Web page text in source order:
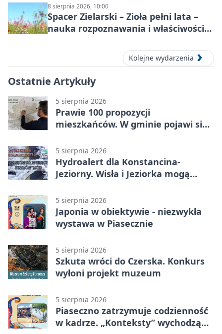
8 sierpnia 2026, 10:00
Spacer Zielarski – Zioła pełni lata –
nauka rozpoznawania i właściwości
Kolejne wydarzenia
Ostatnie Artykuły
5 sierpnia 2026
Prawie 100 propozycji
mieszkańców. W gminie pojawi się
5 sierpnia 2026
Hydroalert dla Konstancina-
Jeziorny. Wisła i Jeziorka mogą
5 sierpnia 2026
Japonia w obiektywie - niezwykła
wystawa w Piasecznie
5 sierpnia 2026
Szkuta wróci do Czerska. Konkurs
wyłoni projekt muzeum
5 sierpnia 2026
Piaseczno zatrzymuje codzienność
w kadrze. „Konteksty” wychodzą